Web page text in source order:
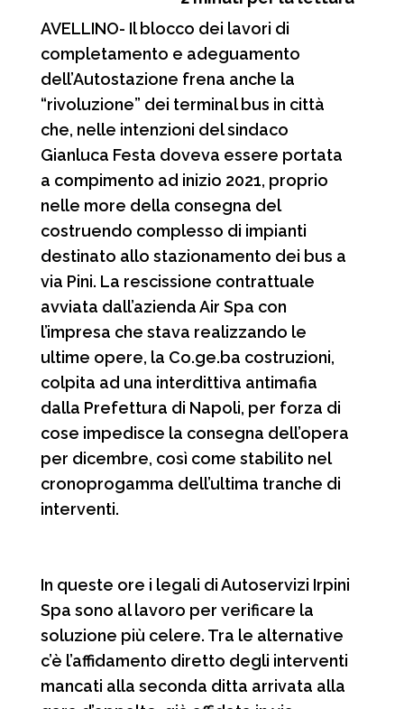
e
b
o
o
k
t
A
p
p
e
r
a
m
n
d
v
i
d
i
AVELLINO- Il blocco dei lavori di
completamento e adeguamento
dell’Autostazione frena anche la
“rivoluzione” dei terminal bus in città
che, nelle intenzioni del sindaco
Gianluca Festa doveva essere portata
a compimento ad inizio 2021, proprio
nelle more della consegna del
costruendo complesso di impianti
destinato allo stazionamento dei bus a
via Pini. La rescissione contrattuale
avviata dall’azienda Air Spa con
l’impresa che stava realizzando le
ultime opere, la Co.ge.ba costruzioni,
colpita ad una interdittiva antimafia
dalla Prefettura di Napoli, per forza di
cose impedisce la consegna dell’opera
per dicembre, così come stabilito nel
cronoprogamma dell’ultima tranche di
interventi.
In queste ore i legali di Autoservizi Irpini
Spa sono al lavoro per verificare la
soluzione più celere. Tra le alternative
c’è l’affidamento diretto degli interventi
mancati alla seconda ditta arrivata alla